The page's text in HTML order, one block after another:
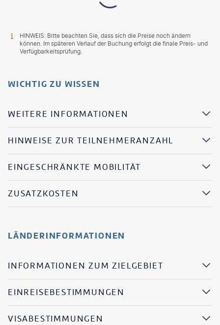
HINWEIS: Bitte beachten Sie, dass sich die Preise noch ändern
können. Im späteren Verlauf der Buchung erfolgt die finale Preis- und
Verfügbarkeitsprüfung.
WICHTIG ZU WISSEN
WEITERE INFORMATIONEN
HINWEISE ZUR TEILNEHMERANZAHL
EINGESCHRÄNKTE MOBILITÄT
ZUSATZKOSTEN
LÄNDERINFORMATIONEN
INFORMATIONEN ZUM ZIELGEBIET
EINREISEBESTIMMUNGEN
VISABESTIMMUNGEN